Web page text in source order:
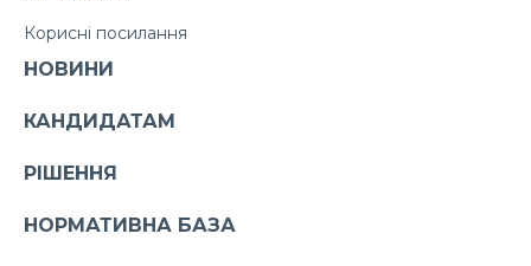
Корисні посилання
НОВИНИ
КАНДИДАТАМ
РІШЕННЯ
НОРМАТИВНА БАЗА